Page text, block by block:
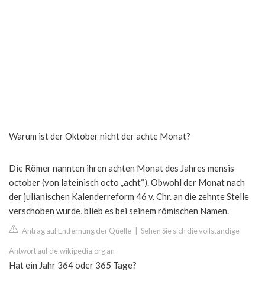
Warum ist der Oktober nicht der achte Monat?
Die Römer nannten ihren achten Monat des Jahres mensis
october (von lateinisch octo „acht“). Obwohl der Monat nach
der julianischen Kalenderreform 46 v. Chr. an die zehnte Stelle
verschoben wurde, blieb es bei seinem römischen Namen.
Antrag auf Entfernung der Quelle Sehen Sie sich die vollständige
Antwort auf de.wikipedia.org an
Hat ein Jahr 364 oder 365 Tage?